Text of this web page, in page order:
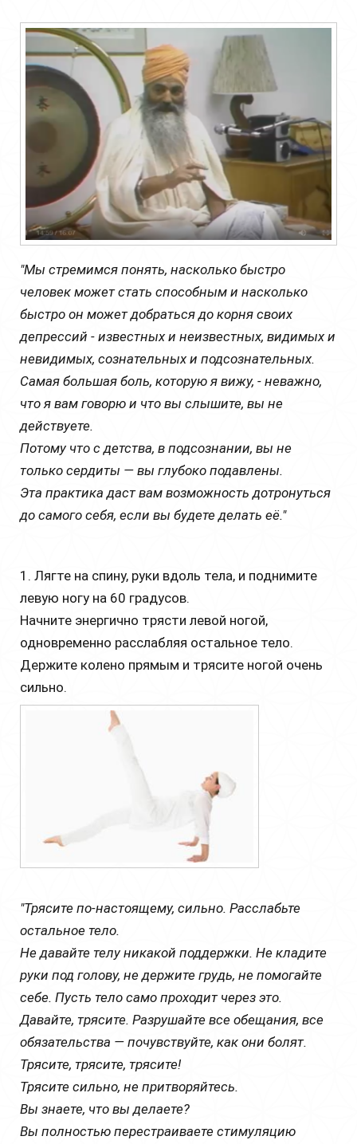
с
"Мы стремимся понять, насколько быстро
человек может стать способным и насколько
быстро он может добраться до корня своих
депрессий - известных и неизвестных, видимых и
невидимых, сознательных и подсознательных.
Самая большая боль, которую я вижу, - неважно,
что я вам говорю и что вы слышите, вы не
действуете.
Потому что с детства, в подсознании, вы не
только сердиты — вы глубоко подавлены.
Эта практика даст вам возможность дотронуться
до самого себя, если вы будете делать её."
1. Лягте на спину, руки вдоль тела, и поднимите
левую ногу на 60 градусов.
Начните энергично трясти левой ногой,
одновременно расслабляя остальное тело.
Держите колено прямым и трясите ногой очень
сильно.
"Трясите по-настоящему, сильно. Расслабьте
остальное тело.
Не давайте телу никакой поддержки. Не кладите
руки под голову, не держите грудь, не помогайте
себе. Пусть тело само проходит через это.
Давайте, трясите. Разрушайте все обещания, все
обязательства — почувствуйте, как они болят.
Трясите, трясите, трясите!
Трясите сильно, не притворяйтесь.
Вы знаете, что вы делаете?
Вы полностью перестраиваете стимуляцию